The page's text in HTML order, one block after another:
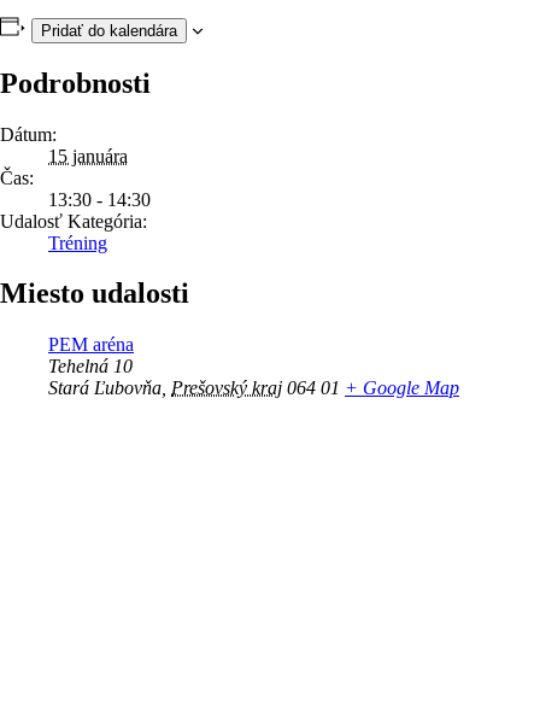
Pridať do kalendára
Podrobnosti
Dátum:
15 januára
Čas:
13:30 - 14:30
Udalosť Kategória:
Tréning
Miesto udalosti
PEM aréna
Tehelná 10
Stará Ľubovňa Prešovský kraj 064 01 + Google Map